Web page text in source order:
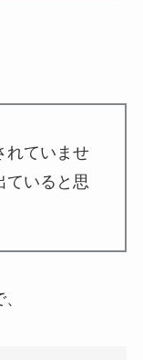
れていませ
ていると思